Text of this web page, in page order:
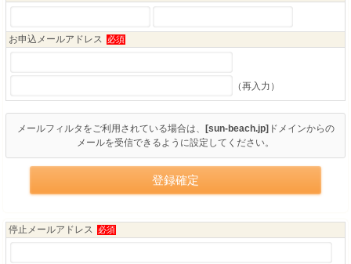
お申込メールアドレス 必須
（再入力）
メールフィルタをご利用されている場合は、 [sun-beach.jp]ドメインからの
メールを受信できるように設定してください。
停止メールアドレス 必須